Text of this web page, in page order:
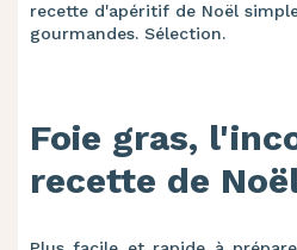
recette d'apéritif de Noël
gourmandes. Sélection.
Foie gras,
recette de